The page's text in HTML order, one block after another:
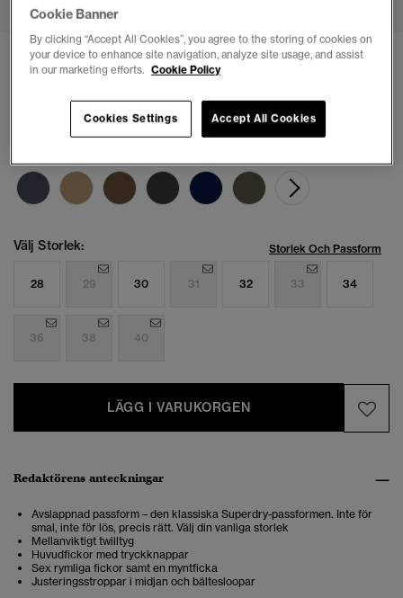
Core Cargo Shorts Avslappnad Passform
Välj Storlek: Storlek Och Passform
28 29 30 31 32 33 34
36 38 40
LÄGG I VARUKORGEN
Redaktörens anteckningar
Avslappnad passform – den klassiska Superdry-passformen. Inte för
smal, inte för lös, precis rätt. Välj din vanliga storlek
Mellanviktigt twilltyg
Huvudfickor med tryckknappar
Sex rymliga fickor samt en myntficka
Justeringsstroppar i midjan och bältesloopar
Cookie Banner
By clicking “Accept All Cookies”, you agree to the storing of cookies on
your device to enhance site navigation, analyze site usage, and assist
in our marketing efforts. Cookie Policy
Accept All Cookies
Cookies Settings